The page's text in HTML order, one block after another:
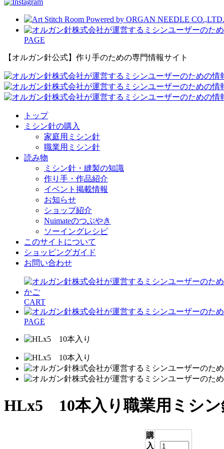
PAGE
【オルガン針公式】作り手のための専門情報サイト
トップ
ミシン針の購入
家庭用ミシン針
職業用ミシン針
読み物
ミシン針・縫製の知識
作り手・作品紹介
イベント掲載情報
お知らせ
ショップ紹介
Nuimateのつぶやき
ソーイングレシピ
このサイトについて
ショッピングガイド
お問い合わせ
CART
PAGE
HLx5 10本入り職業用ミシ
購
入